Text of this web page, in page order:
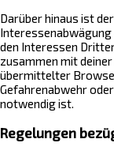
Darüber hinaus ist
Interessenabwägung
den Interessen
zusammen mit
übermittelter
Gefahrenabwehr
notwendig ist.
Regelungen